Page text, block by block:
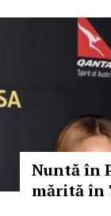
Nuntă în
mărită în